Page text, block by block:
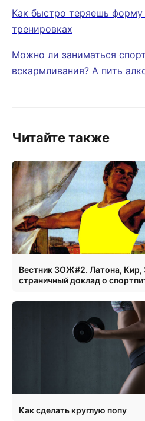
Как быстро теряешь
тренировках
Можно ли заниматься
вскармливания? А пить
Читайте также
Вестник ЗОЖ#2. Латона, Кир,
страничный доклад о
Как сделать круглую попу